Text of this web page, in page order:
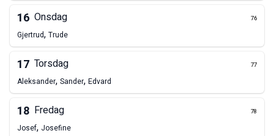
16 Onsdag 76
Gjertrud, Trude
17 Torsdag 77
Aleksander, Sander, Edvard
18 Fredag 78
Josef, Josefine